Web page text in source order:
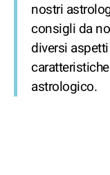
nostri
consigli da
diversi
astrologico.